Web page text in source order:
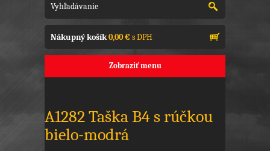
Nákupný košík0,00 €s DPH
Zobraziť menu
A1282 Taška B4 s rúčkou
bielo-modrá